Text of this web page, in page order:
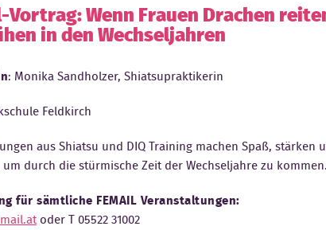
Wenn Frauen Drachen
in den Wechseljahren
: Monika Sandholzer, Shiatsupraktikerin
Feldkirch
aus Shiatsu und DIQ Training machen Spaß, stärken
durch die stürmische Zeit der Wechseljahre zu kommen.
für sämtliche FEMAIL Veranstaltungen:
oder T 05522 31002